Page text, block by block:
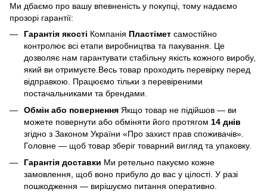
Ми дбаємо про вашу впевненість у покупці, тому надаємо
прозорі гарантії:
Гарантія якості Компанія Пластімет самостійно
контролює всі етапи виробництва та пакування. Це
дозволяє нам гарантувати стабільну якість кожного виробу,
який ви отримуєте.Весь товар проходить перевірку перед
відправкою. Працюємо тільки з перевіреними
постачальниками та брендами.
Обмін або повернення Якщо товар не підійшов — ви
можете повернути або обміняти його протягом 14 днів
згідно з Законом України «Про захист прав споживачів».
Головне — щоб товар зберіг товарний вигляд та упаковку.
Гарантія доставки Ми ретельно пакуємо кожне
замовлення, щоб воно прибуло до вас у цілості. У разі
пошкодження — вирішуємо питання оперативно.